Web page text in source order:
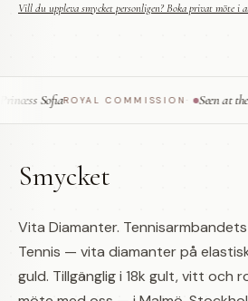
Vill du uppleva smycket personligen? Boka privat möte i
SofiaROYAL COMMISSION· Seen at the
Smycket
Vita Diamanter.
Tennis — vita diamanter på
guld. Tillgänglig i 18k gult, vitt och